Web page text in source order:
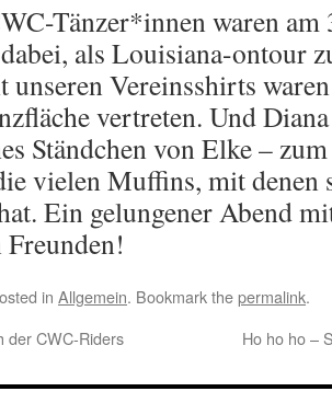
Tänzer*innen waren am
als Louisiana-ontour
unseren Vereinsshirts
vertreten. Und
Ständchen von Elke –
vielen Muffins, mit denen
Ein gelungener Abend
in Allgemein. Bookmark thepermalink.
der CWC-Riders Ho ho ho –